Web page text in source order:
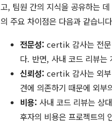
고, 팀원 간의 지식을 공유하는
의 주요 차이점은 다음과 같습니
전문성: certik 감사는 전문
다. 반면, 사내 코드 리뷰는
신뢰성: certik 감사는 외부
견에 의존하기 때문에 외부
비용: 사내 코드 리뷰는 상
후자의 비용은 프로젝트의